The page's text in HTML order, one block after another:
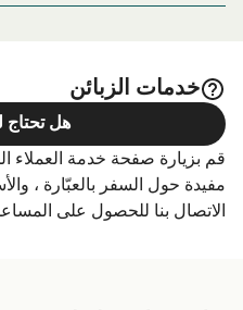
خدمات الزبائن
قم بزيارة صفحة خدمة العملاء
مفيدة حول السفر بالعبّارة ،
الاتصال بنا للحصول على
هل تحتاج